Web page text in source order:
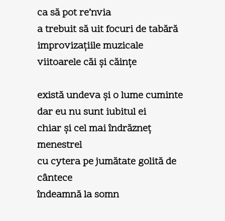
ca să pot re’nvia
a trebuit să uit focuri de tabără
improvizaţiile muzicale
viitoarele căi şi căinţe
există undeva şi o lume cuminte
dar eu nu sunt iubitul ei
chiar şi cel mai îndrăzneţ
menestrel
cu cytera pe jumătate golită de
cântece
îndeamnă la somn